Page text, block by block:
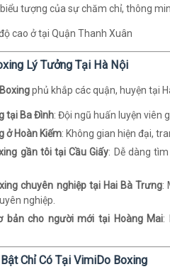
tượng của sự chăm chỉ, thông
Lý Tưởng Tại Hà Nội
phủ khắp các quận, huyện tại
tại Ba Đình: Đội ngũ huấn luyện viên
ở Hoàn Kiếm: Không gian hiện đại,
gần tôi tại Cầu Giấy: Dễ dàng
chuyên nghiệp tại Hai Bà Trưng:
nghiệp.
bản cho người mới tại Hoàng Mai:
Chỉ Có Tại VimiDo Boxing